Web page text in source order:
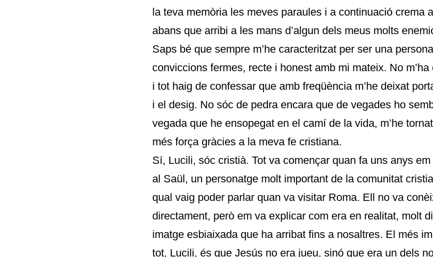
la teva memòria les meves paraules i a continuació crema
abans que arribi a les mans d’algun dels meus molts
Saps bé que sempre m’he caracteritzat per ser una
conviccions fermes, recte i honest amb mi mateix. No
i tot haig de confessar que amb freqüència m’he deixat
i el desig. No sóc de pedra encara que de vegades ho
vegada que he ensopegat en el camí de la vida, m’he
més força gràcies a la meva fe cristiana.
Sí, Lucili, sóc cristià. Tot va començar quan fa uns anys
al Saül, un personatge molt important de la comunitat
qual vaig poder parlar quan va visitar Roma. Ell no va
directament, però em va explicar com era en realitat, molt
imatge esbiaixada que ha arribat fins a nosaltres. El més
tot, Lucili, és que Jesús no era jueu, sinó que era un dels